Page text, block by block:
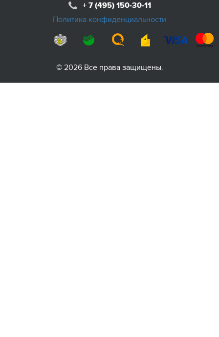
+ 7 (495) 150-30-11
Политика конфиденциальности
© 2026 Все права защищены.